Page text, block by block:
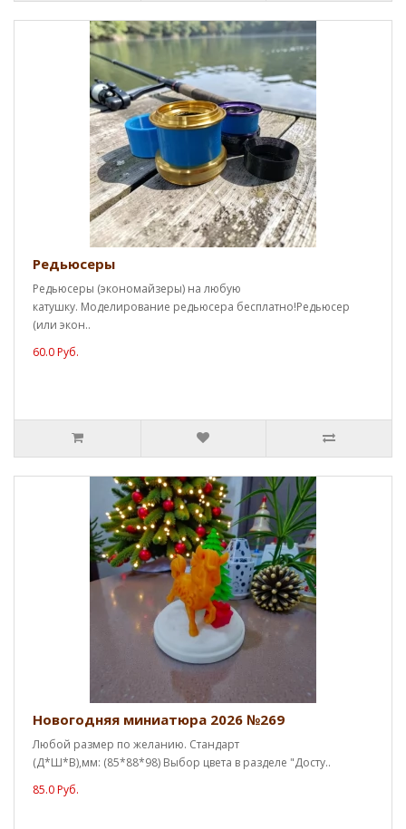
Редьюсеры
Редьюсеры (экономайзеры) на любую
катушку. Моделирование редьюсера бесплатно!Редьюсер
(или экон..
60.0 Руб.
Новогодняя миниатюра 2026 №269
Любой размер по желанию. Стандарт
(Д*Ш*В),мм: (85*88*98) Выбор цвета в разделе "Досту..
85.0 Руб.